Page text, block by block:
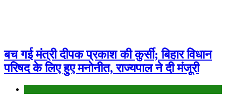
बच गई मंत्री दीपक प्रकाश की कुर्सी; बिहार विधान
परिषद के लिए हुए मनोनीत, राज्यपाल ने दी मंजूरी